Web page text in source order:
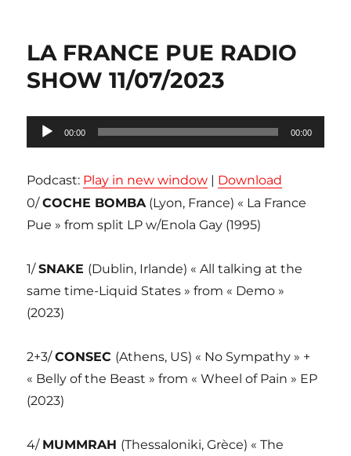
LA FRANCE PUE RADIO
SHOW 11/07/2023
Lecteur
audio
00:00 00:00
Podcast: Play in new window | Download
0/COCHE BOMBA (Lyon, France) « La France
Pue » from split LP w/Enola Gay (1995)
1/SNAKE (Dublin, Irlande) « All talking at the
same time-Liquid States » from « Demo »
(2023)
2+3/CONSEC (Athens, US) « No Sympathy » +
« Belly of the Beast » from « Wheel of Pain » EP
(2023)
4/ MUMMRAH (Thessaloniki, Grèce) « The